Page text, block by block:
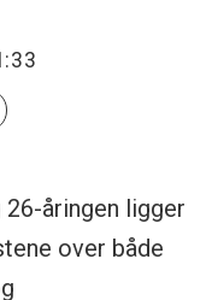
26-åringen ligger
over både